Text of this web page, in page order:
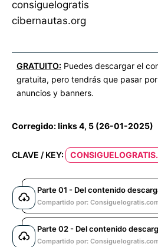
consiguelogratis
cibernautas.org
GRATUITO: Puedes descargar el
gratuita, pero tendrás que pasar
anuncios y banners.
Corregido: links 4, 5 (26-01-2025)
CLAVE / KEY:
Parte 01 - Del contenido
Compartido por:
Parte 02 - Del contenido
Compartido por: